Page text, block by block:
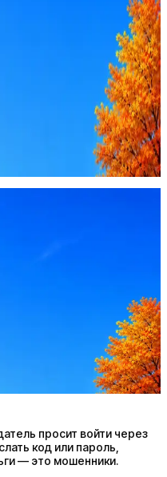
просит войти через
код или пароль,
— это мошенники.
позиции, вилка, каналы
просит войти через
код или пароль,
— это мошенники.